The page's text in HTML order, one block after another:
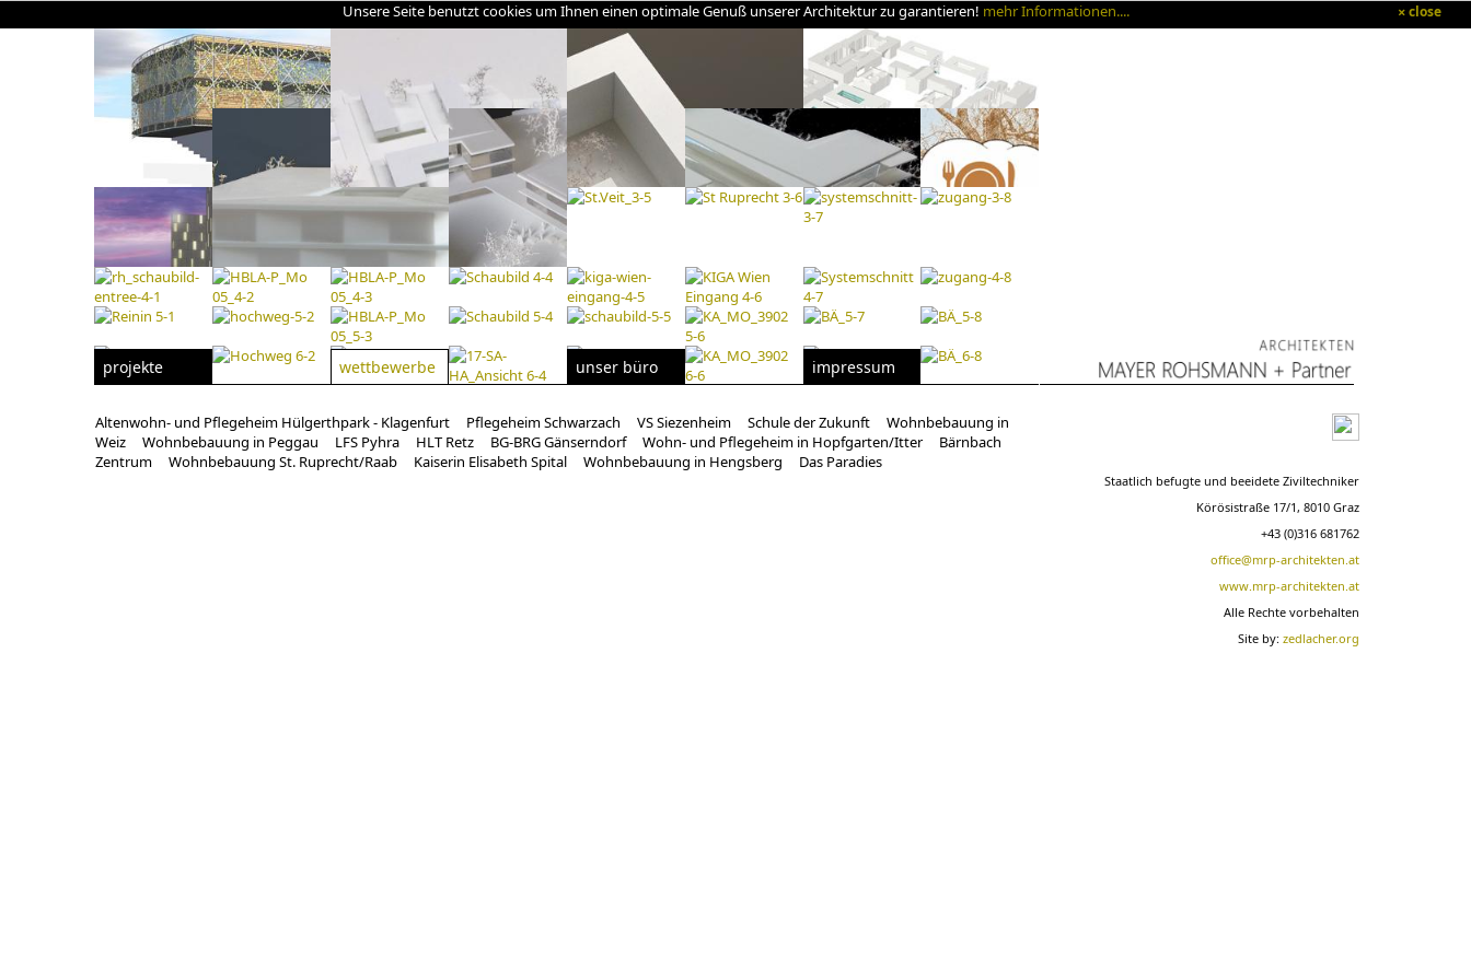
×close
Unsere Seite benutzt cookies um Ihnen einen optimale Genuß unserer Architektur zu garantieren! mehr Informationen....
projekte wettbewerbe unser büro impressum
Altenwohn- und Pflegeheim Hülgerthpark - Klagenfurt Pflegeheim Schwarzach VS Siezenheim Schule der Zukunft
Wohnbebauung in
Weiz
Wohnbebauung in Peggau LFS Pyhra HLT Retz BG-BRG Gänserndorf Wohn- und Pflegeheim in Hopfgarten/Itter
Bärnbach
Zentrum
Wohnbebauung St. Ruprecht/Raab Kaiserin Elisabeth Spital Wohnbebauung in Hengsberg Das Paradies
Staatlich befugte und beeidete Ziviltechniker
Körösistraße 17/1, 8010 Graz
+43 (0)316 681762
office@mrp-architekten.at
www.mrp-architekten.at
Alle Rechte vorbehalten
Site by: zedlacher.org